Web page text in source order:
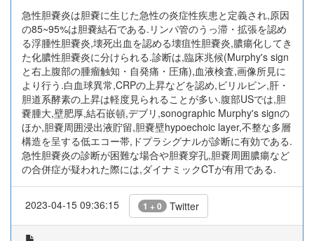
急性胆嚢炎は胆嚢に生じた急性の炎症性疾患と定義され,原因
の85~95%は胆嚢結石である.リンパ管のうっ滞・拡張を認め
る浮腫性胆嚢炎,壊死出血を認める壊疽性胆嚢炎,膿瘍化してき
た化膿性胆嚢炎に分けられる.診断は,臨床兆候(Murphy's sign
と右上腹部の腫瘤触知・自発痛・圧痛),血液検査,画像所見に
より行う.白血球異常,CRPの上昇などを認め,ビリルビン,肝・
胆道系酵素の上昇は軽度見られることが多い.腹部USでは,胆
嚢腫大,壁肥厚,結石嵌頓,デブリ,sonographic Murphy's signの
ほか,胆嚢周囲浸出液貯留,胆嚢壁hypoechoic layer,不整な多層
構造を呈する低エコー帯,ドプラシグナルが診断に有効である.
急性胆嚢炎の診断が困難な場合や胆嚢穿孔,胆嚢周囲膿瘍など
の合併症が疑われた際には,ダイナミックCTが有用である.
2023-04-15 09:36:15 1 + 0 Twitter